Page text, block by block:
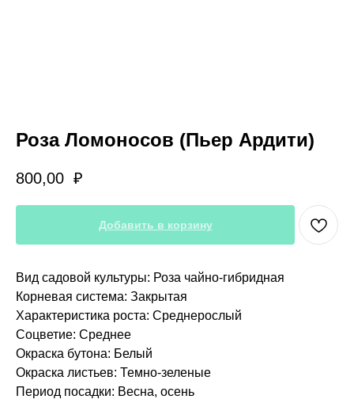
Роза Ломоносов (Пьер Ардити)
800,00 ₽
Добавить в корзину
Вид садовой культуры: Роза чайно-гибридная
Корневая система: Закрытая
Характеристика роста: Среднерослый
Соцветие: Среднее
Окраска бутона: Белый
Окраска листьев: Темно-зеленые
Период посадки: Весна, осень